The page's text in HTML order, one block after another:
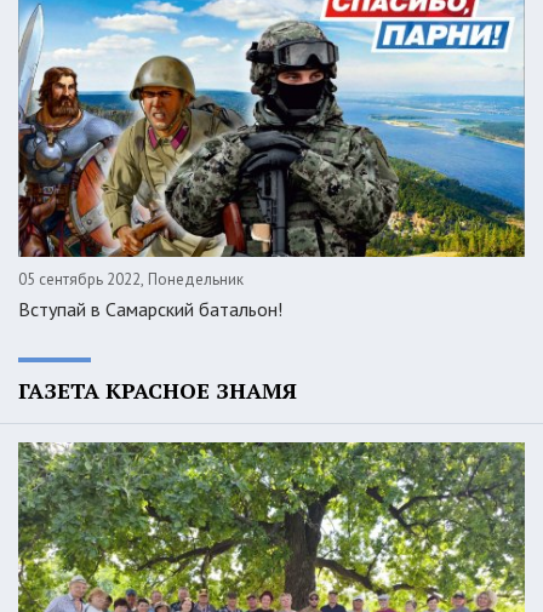
05 сентябрь 2022, Понедельник
Вступай в Самарский батальон!
ГАЗЕТА КРАСНОЕ ЗНАМЯ